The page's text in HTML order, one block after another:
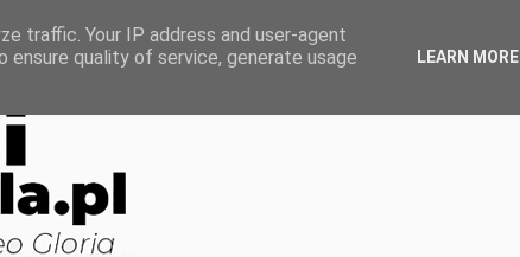
DUCHOWA KOŚCIÓŁ INNE
traffic. Your IP address and user-agent
quality of service, generate usage
LEARN MORE